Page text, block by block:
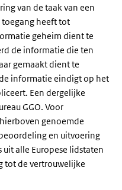
van de taak van een
heeft tot
geheim dient te
de informatie die ten
gemaakt dient te
informatie eindigt op het
Een dergelijke
GGO. Voor
genoemde
en uitvoering
alle Europese lidstaten
tot de vertrouwelijke